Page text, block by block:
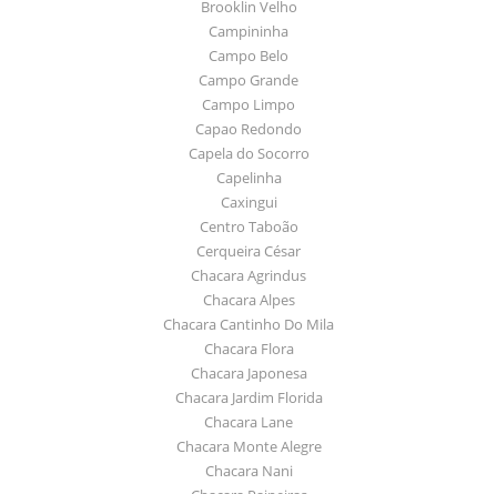
Brooklin Velho
Campininha
Campo Belo
Campo Grande
Campo Limpo
Capao Redondo
Capela do Socorro
Capelinha
Caxingui
Centro Taboão
Cerqueira César
Chacara Agrindus
Chacara Alpes
Chacara Cantinho Do Mila
Chacara Flora
Chacara Japonesa
Chacara Jardim Florida
Chacara Lane
Chacara Monte Alegre
Chacara Nani